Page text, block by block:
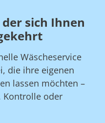
sich Ihnen
Wäscheservice
die ihre eigenen
lassen möchten –
Kontrolle oder